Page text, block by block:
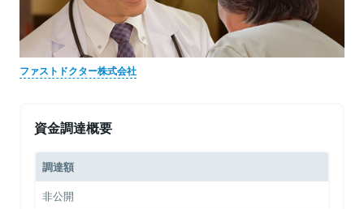
ファストドクター株式会社
資金調達概要
調達額
非公開